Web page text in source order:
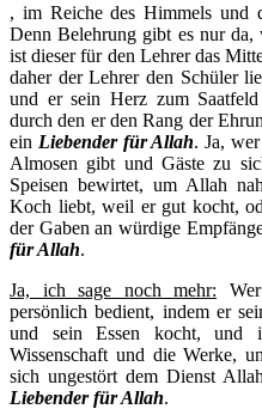
, im Reiche des Himmels und
Denn Belehrung gibt es nur da,
ist dieser für den Lehrer das
daher der Lehrer den Schüler
und er sein Herz zum
durch den er den Rang der
ein Liebender für Allah. Ja,
Almosen gibt und Gäste zu
Speisen bewirtet, um Allah
Koch liebt, weil er gut kocht,
der Gaben an würdige
für Allah.
Ja, ich sage noch mehr:
persönlich bedient, indem er
und sein Essen kocht, und
Wissenschaft und die Werke,
sich ungestört dem Dienst
Liebender für Allah.